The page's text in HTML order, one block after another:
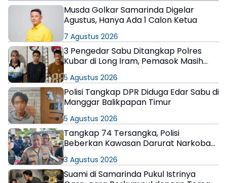
Musda Golkar Samarinda Digelar
Agustus, Hanya Ada 1 Calon Ketua
7 Agustus 2026
3 Pengedar Sabu Ditangkap Polres
Kubar di Long Iram, Pemasok Masih
5 Agustus 2026
Polisi Tangkap DPR Diduga Edar Sabu di
Manggar Balikpapan Timur
5 Agustus 2026
Tangkap 74 Tersangka, Polisi
Beberkan Kawasan Darurat Narkoba
3 Agustus 2026
Suami di Samarinda Pukul Istrinya